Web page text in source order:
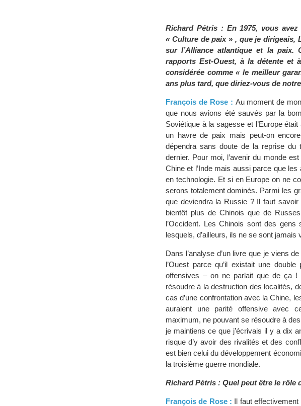
Richard Pétris : En 1975, vous
« Culture de paix » , que je dirigeais,
sur l’Alliance atlantique et la
rapports Est-Ouest, à la détente et
considérée comme « le meilleur
ans plus tard, que diriez-vous de
François de Rose : Au moment de
que nous avions été sauvés par la
Soviétique à la sagesse et l’Europe
un havre de paix mais peut-on
dépendra sans doute de la reprise du
dernier. Pour moi, l’avenir du monde
Chine et l’Inde mais aussi parce que
en technologie. Et si en Europe on ne
serons totalement dominés. Parmi les
que deviendra la Russie ? Il faut savoir
bientôt plus de Chinois que de
l’Occident. Les Chinois sont des
lesquels, d’ailleurs, ils ne se sont jamais
Dans l’analyse d’un livre que je viens
l’Ouest parce qu’il existait une
offensives – on ne parlait que de ça
résoudre à la destruction des localités,
cas d’une confrontation avec la Chine,
auraient une parité offensive avec
maximum, ne pouvant se résoudre à
je maintiens ce que j’écrivais il y a dix
risque d’y avoir des rivalités et des
est bien celui du développement
la troisième guerre mondiale.
Richard Pétris : Quel peut être le rôle
François de Rose : Il faut effectivement